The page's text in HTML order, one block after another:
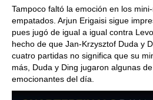
Tampoco faltó la emoción en los
empatados. Arjun Erigaisi sigue
pues jugó de igual a igual contra
hecho de que Jan-Krzysztof Duda y
cuatro partidas no significa que su
más, Duda y Ding jugaron algunas
emocionantes del día.